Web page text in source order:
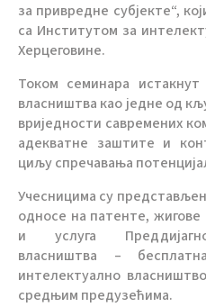
за привредне субјекте“,
са Институтом за
Херцеговине.
Током семинара истакнут
власништва као једне од
вриједности савремених
адекватне заштите и
циљу спречавања
Учесницима су
односе на патенте, жигове
и услуга
власништва –
интелектуално
средњим предузећима.